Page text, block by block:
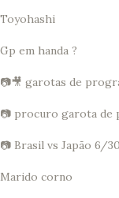
Toyohashi
Gp em handa ?
📷🎥 garotas de
📷 procuro garota de
📷 Brasil vs Japão 6/
Marido corno